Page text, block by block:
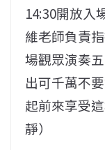
14:30開放入
維老師負責
場觀眾演奏
出可千萬不
起前來享受
靜）